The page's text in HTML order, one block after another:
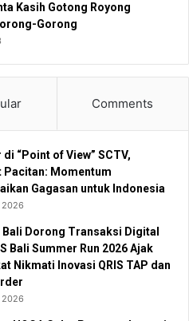
Kasih Gotong Royong
Gorong
Comments
di “Point of View” SCTV,
Pacitan: Momentum
Gagasan untuk Indonesia
2026
Bali Dorong Transaksi Digital
Bali Summer Run 2026 Ajak
Nikmati Inovasi QRIS TAP dan
2026